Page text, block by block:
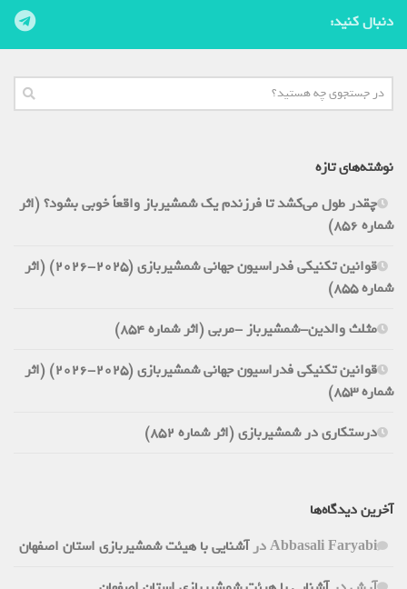
دنبال کنید:
نوشته‌های تازه
چقدر طول می‌کشد تا فرزندم یک شمشیرباز واقعاً خوبی بشود؟ (اثر
شماره 856)
قوانین تکنیکی فدراسیون جهانی شمشیربازی (2025-2026) (اثر
شماره 855)
مثلث والدین-شمشیرباز -مربی (اثر شماره 854)
قوانین تکنیکی فدراسیون جهانی شمشیربازی (2025-2026) (اثر
شماره 853)
درستکاری در شمشیربازی (اثر شماره 852)
آخرین دیدگاه‌ها
Abbasali Faryabiدرآشنایی با هیئت شمشیربازی استان اصفهان